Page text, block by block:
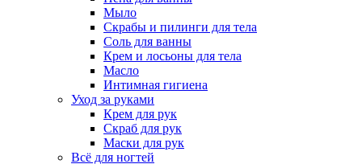
Мыло
Скрабы и пилинги для тела
Соль для ванны
Крем и лосьоны для тела
Масло
Интимная гигиена
Уход за руками
Крем для рук
Скраб для рук
Маски для рук
Всё для ногтей